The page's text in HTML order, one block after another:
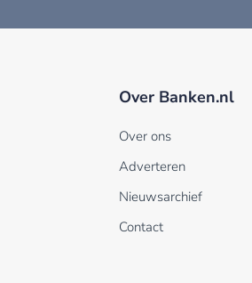
Over Banken.nl
Over ons
Adverteren
Nieuwsarchief
Contact